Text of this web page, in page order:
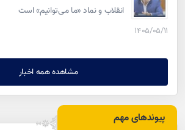
انقلاب و نماد «ما می‌توانیم» است
۱۴۰۵/۰۵/۱۱
مشاهده همه اخبار
پیوندهای مهم